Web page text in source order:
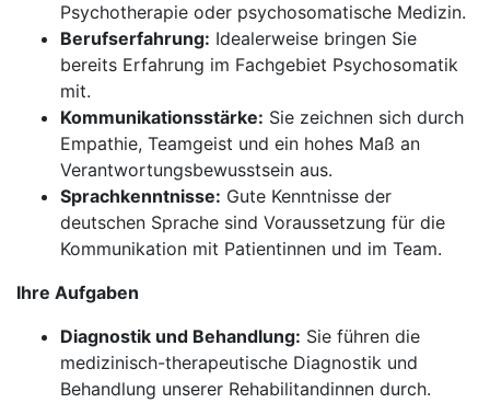
Psychotherapie oder psychosomatische Medizin.
Berufserfahrung: Idealerweise bringen Sie
bereits Erfahrung im Fachgebiet Psychosomatik
mit.
Kommunikationsstärke: Sie zeichnen sich durch
Empathie, Teamgeist und ein hohes Maß an
Verantwortungsbewusstsein aus.
Sprachkenntnisse: Gute Kenntnisse der
deutschen Sprache sind Voraussetzung für die
Kommunikation mit Patientinnen und im Team.
Ihre Aufgaben
Diagnostik und Behandlung: Sie führen die
medizinisch-therapeutische Diagnostik und
Behandlung unserer Rehabilitandinnen durch.